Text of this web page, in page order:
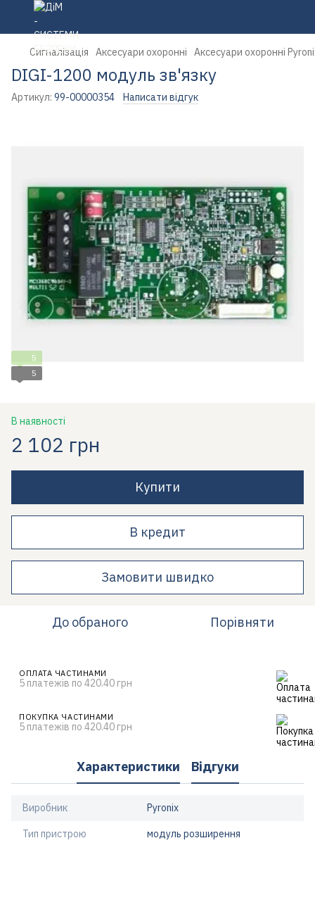
Сигналізація Аксесуари охоронні Аксесуари охоронні
DIGI-1200 модуль зв'язку
Артикул: 99-00000354 Написати відгук
5
5
В наявності
2 102 грн
Купити
В кредит
Замовити швидко
До обраного Порівняти
ОПЛАТА ЧАСТИНАМИ
5 платежів по 420.40 грн
ПОКУПКА ЧАСТИНАМИ
5 платежів по 420.40 грн
Характеристики Відгуки
Виробник Pyronix
Тип пристрою модуль розширення